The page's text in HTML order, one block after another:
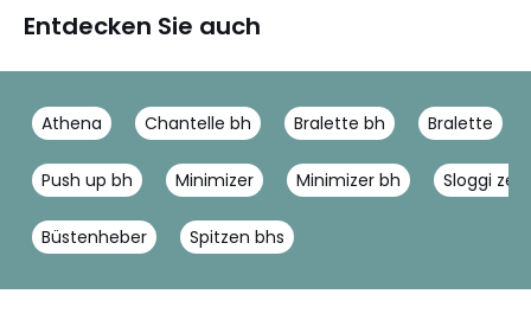
Entdecken Sie auch
Athena Chantelle bh Bralette bh Bralette
Push up bh Minimizer Minimizer bh Sloggi
Büstenheber Spitzen bhs